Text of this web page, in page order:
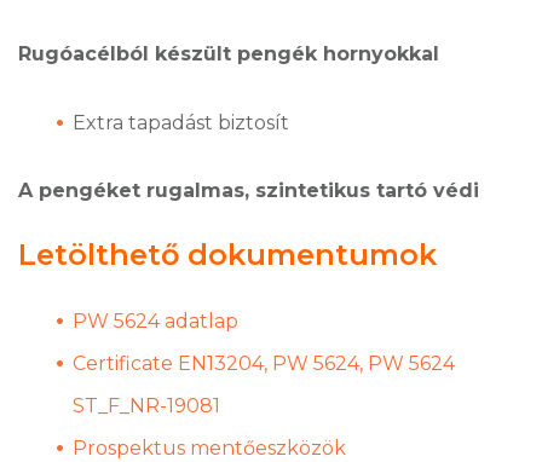
Rugóacélból készült pengék hornyokkal
Extra tapadást biztosít
A pengéket rugalmas, szintetikus tartó védi
Letölthető dokumentumok
PW 5624 adatlap
Certificate EN13204, PW 5624, PW 5624
ST_F_NR-19081
Prospektus mentőeszközök